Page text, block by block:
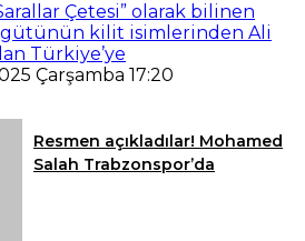
Çetesi” olarak bilinen
kilit isimlerinden Ali
Türkiye’ye
Çarşamba 17:20
Resmen açıkladılar! Mohamed
Salah Trabzonspor’da